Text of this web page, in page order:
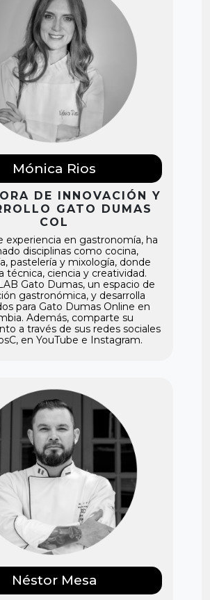
Mónica Rios
DE INNOVACIÓN Y
GATO DUMAS
COL
experiencia en gastronomía, ha
disciplinas como cocina,
pastelería y mixología, donde
técnica, ciencia y creatividad.
Gato Dumas, un espacio de
gastronómica, y desarrolla
para Gato Dumas Online en
Además, comparte su
a través de sus redes sociales
en YouTube e Instagram.
Néstor Mesa